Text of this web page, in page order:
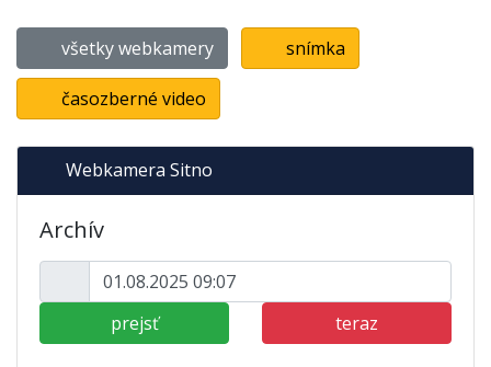
všetky webkamery snímka
časozberné video
Webkamera Sitno
Archív
prejsť teraz